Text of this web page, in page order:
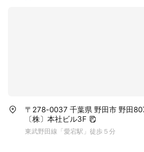
〒278-0037 千葉県 野田市 野田
〔株〕本社ビル3F
東武野田線「愛宕駅」徒歩５分